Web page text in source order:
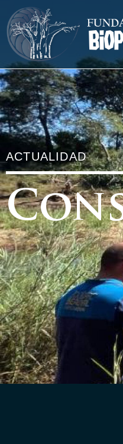
ACTUALIDAD